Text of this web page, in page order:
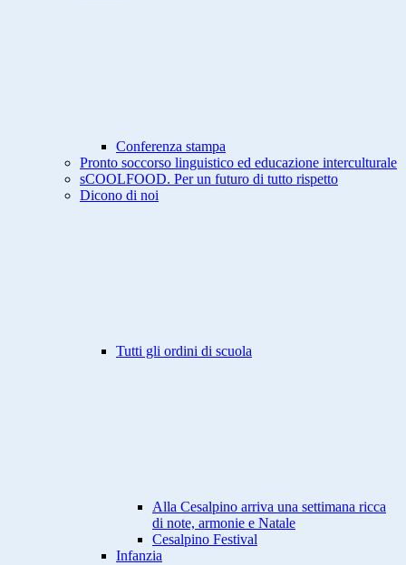
Conferenza stampa
Pronto soccorso linguistico ed educazione interculturale
sCOOLFOOD. Per un futuro di tutto rispetto
Dicono di noi
Tutti gli ordini di scuola
Alla Cesalpino arriva una settimana ricca
di note, armonie e Natale
Cesalpino Festival
Infanzia